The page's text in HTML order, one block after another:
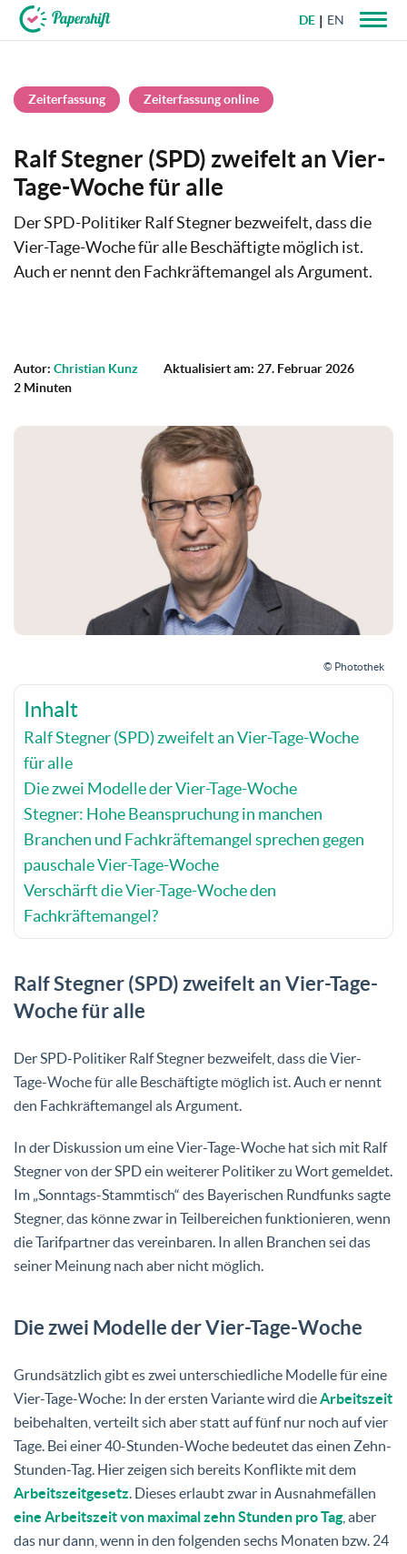
DE EN
Zeiterfassung Zeiterfassung online
Ralf Stegner (SPD) zweifelt an Vier-
Tage-Woche für alle
Der SPD-Politiker Ralf Stegner bezweifelt, dass die
Vier-Tage-Woche für alle Beschäftigte möglich ist.
Auch er nennt den Fachkräftemangel als Argument.
Autor: Christian Kunz
Aktualisiert am: 27. Februar 2026
2 Minuten
© Photothek
Inhalt
Ralf Stegner (SPD) zweifelt an Vier-Tage-Woche
für alle
Die zwei Modelle der Vier-Tage-Woche
Stegner: Hohe Beanspruchung in manchen
Branchen und Fachkräftemangel sprechen gegen
pauschale Vier-Tage-Woche
Verschärft die Vier-Tage-Woche den
Fachkräftemangel?
Ralf Stegner (SPD) zweifelt an Vier-Tage-
Woche für alle
Der SPD-Politiker Ralf Stegner bezweifelt, dass die Vier-
Tage-Woche für alle Beschäftigte möglich ist. Auch er nennt
den Fachkräftemangel als Argument.
In der Diskussion um eine Vier-Tage-Woche hat sich mit Ralf
Stegner von der SPD ein weiterer Politiker zu Wort gemeldet.
Im „Sonntags-Stammtisch“ des Bayerischen Rundfunks sagte
Stegner, das könne zwar in Teilbereichen funktionieren, wenn
die Tarifpartner das vereinbaren. In allen Branchen sei das
seiner Meinung nach aber nicht möglich.
Die zwei Modelle der Vier-Tage-Woche
Grundsätzlich gibt es zwei unterschiedliche Modelle für eine
Vier-Tage-Woche: In der ersten Variante wird dieArbeitszeit
beibehalten, verteilt sich aber statt auf fünf nur noch auf vier
Tage. Bei einer 40-Stunden-Woche bedeutet das einen Zehn-
Stunden-Tag. Hier zeigen sich bereits Konflikte mit dem
Arbeitszeitgesetz. Dieses erlaubt zwar in Ausnahmefällen
eine Arbeitszeit von maximal zehn Stunden pro Tag, aber
das nur dann, wenn in den folgenden sechs Monaten bzw. 24